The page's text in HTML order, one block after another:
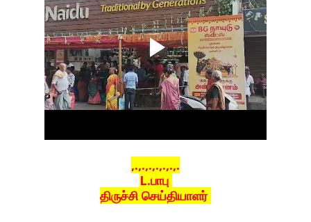
,.,.,.,.,.,.,.
L.பாபு
திருச்சி செய்தியாளர்